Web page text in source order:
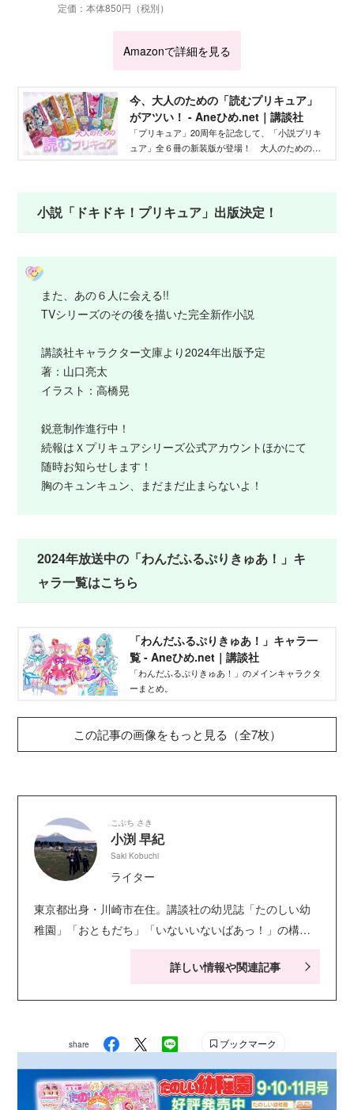
定価：本体850円（税別）
Amazonで詳細を見る
今、大人のための「読むプリキュア」
がアツい！ - Aneひめ.net｜講談社
「プリキュア」20周年を記念して、「小説プリキ
ュア」全６冊の新装版が登場！ 大人のための
小説「ドキドキ！プリキュア」出版決定！
また、あの６人に会える!!
TVシリーズのその後を描いた完全新作小説
講談社キャラクター文庫より2024年出版予定
著：山口亮太
イラスト：高橋晃
鋭意制作進行中！
続報はＸプリキュアシリーズ公式アカウントほかにて
随時お知らせします！
胸のキュンキュン、まだまだ止まらないよ！
2024年放送中の「わんだふるぷりきゅあ！」キ
ャラ一覧はこちら
「わんだふるぷりきゅあ！」キャラ一
覧 - Aneひめ.net｜講談社
「わんだふるぷりきゅあ！」のメインキャラクタ
ーまとめ。
この記事の画像をもっと見る（全7枚）
こぶち さき
小渕 早紀
Saki Kobuchi
ライター
東京都出身・川崎市在住。講談社の幼児誌「たのしい幼
稚園」「おともだち」「いないいないばあっ！」の構
ック・知育ドリルなども手がける。現在小学生の娘２人
詳しい情報や関連記事
share ブックマーク